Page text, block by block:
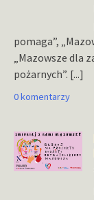
pomaga”,
„Mazowsze dla
pożarnych”. [...]
0 komentarzy